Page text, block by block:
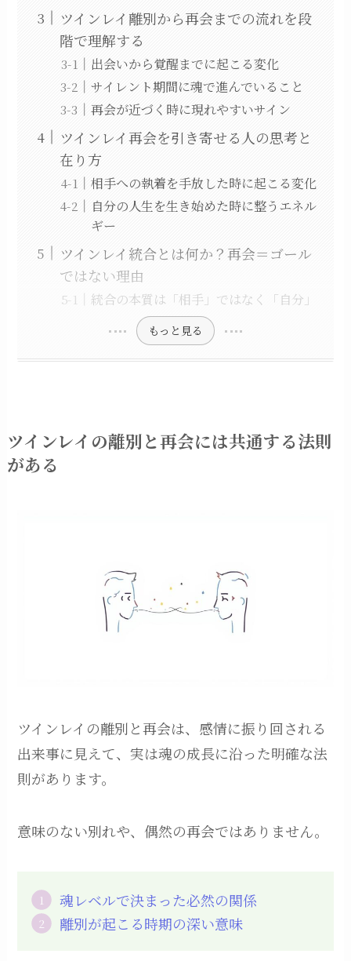
ツインレイ離別から再会までの流れを段
階で理解する
出会いから覚醒までに起こる変化
サイレント期間に魂で進んでいること
再会が近づく時に現れやすいサイン
ツインレイ再会を引き寄せる人の思考と
在り方
相手への執着を手放した時に起こる変化
自分の人生を生き始めた時に整うエネル
ギー
ツインレイ統合とは何か？再会＝ゴール
ではない理由
統合の本質は「相手」ではなく「自分」
もっと見る
ツインレイの離別と再会には共通する法則
がある
ツインレイの離別と再会は、感情に振り回される
出来事に見えて、実は魂の成長に沿った明確な法
則があります。
意味のない別れや、偶然の再会ではありません。
魂レベルで決まった必然の関係
離別が起こる時期の深い意味